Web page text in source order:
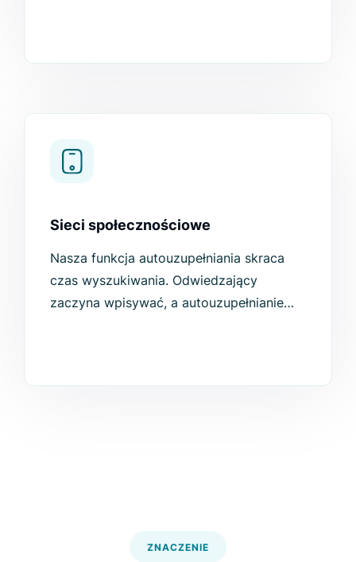
Sieci społecznościowe
Nasza funkcja autouzupełniania skraca
czas wyszukiwania. Odwiedzający
zaczyna wpisywać, a autouzupełnianie
ZNACZENIE